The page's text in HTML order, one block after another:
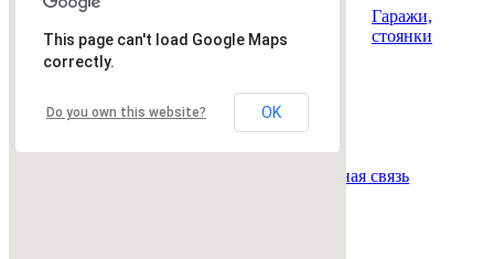
This page can't load Google Maps
correctly.
Do you own this website? OK
Гаражи,
стоянки
Все рубрики|Подать объявление|Найти
Обратная связь